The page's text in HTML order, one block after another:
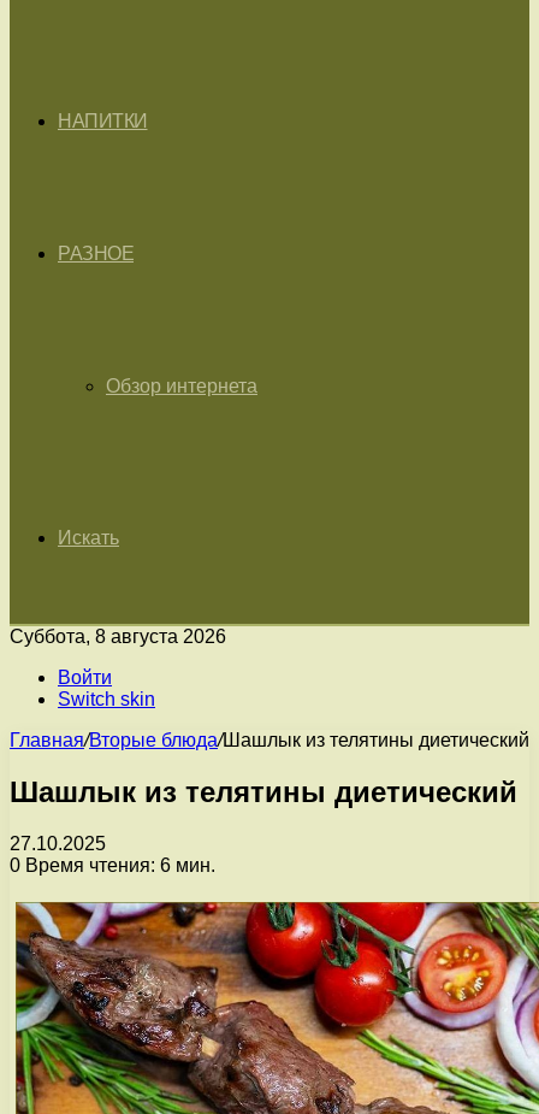
НАПИТКИ
РАЗНОЕ
Обзор интернета
Искать
Суббота, 8 августа 2026
Войти
Switch skin
Главная/Вторые блюда/Шашлык из телятины диетический
Шашлык из телятины диетический
27.10.2025
0 Время чтения: 6 мин.